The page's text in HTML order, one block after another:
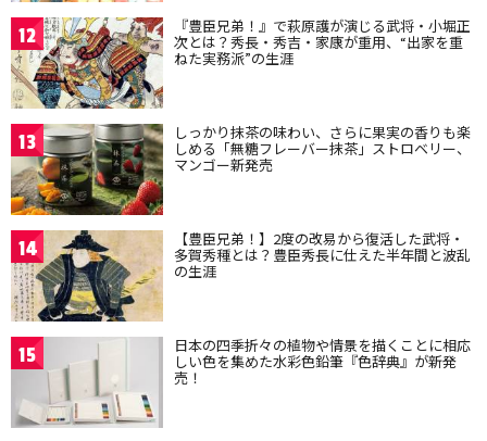
12 『豊臣兄弟！』で萩原護が演じる武将・小堀正
次とは？秀長・秀吉・家康が重用、“出家を重
ねた実務派”の生涯
13 しっかり抹茶の味わい、さらに果実の香りも楽
しめる「無糖フレーバー抹茶」ストロベリー、
マンゴー新発売
14 【豊臣兄弟！】2度の改易から復活した武将・
多賀秀種とは？豊臣秀長に仕えた半年間と波乱
の生涯
15 日本の四季折々の植物や情景を描くことに相応
しい色を集めた水彩色鉛筆『色辞典』が新発
売！